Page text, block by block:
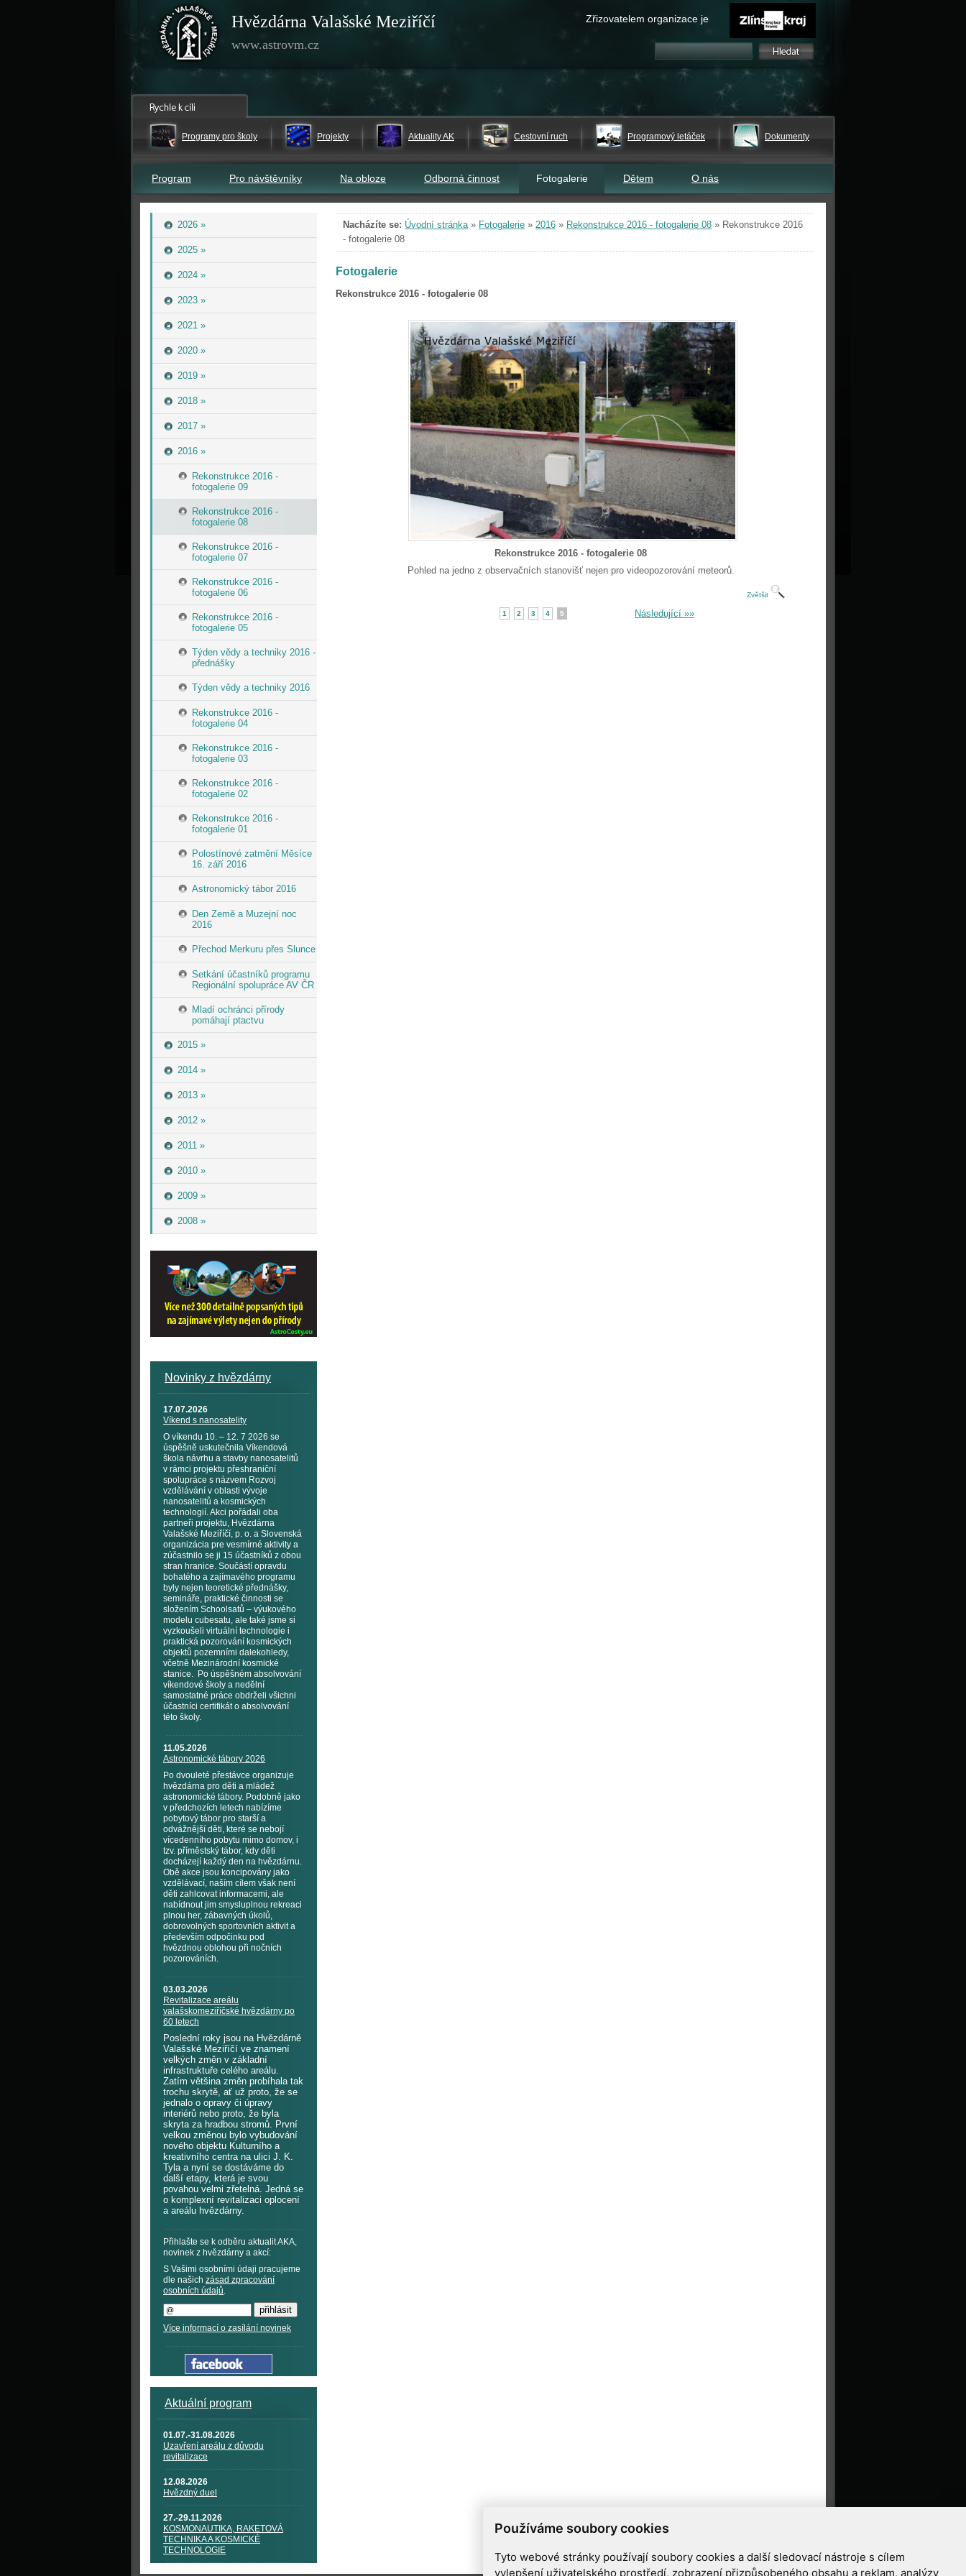
Používáme soubory cookies
Tyto webové stránky používají soubory cookies a další sledovací nástroje s cílem
vylepšení uživatelského prostředí, zobrazení přizpůsobeného obsahu a reklam, analýzy
Hvězdárna Valašské Meziříčí
www.astrovm.cz
Zřizovatelem organizace je
Programy pro školy Projekty Aktuality AK Cestovní ruch Programový letáček Dokumenty
Program Pro návštěvníky Na obloze Odborná činnost Fotogalerie Dětem O nás
2026 »
2025 »
2024 »
2023 »
2021 »
2020 »
2019 »
2018 »
2017 »
2016 »
Rekonstrukce 2016 -
fotogalerie 09
Rekonstrukce 2016 -
fotogalerie 08
Rekonstrukce 2016 -
fotogalerie 07
Rekonstrukce 2016 -
fotogalerie 06
Rekonstrukce 2016 -
fotogalerie 05
Týden vědy a techniky 2016 -
přednášky
Týden vědy a techniky 2016
Rekonstrukce 2016 -
fotogalerie 04
Rekonstrukce 2016 -
fotogalerie 03
Rekonstrukce 2016 -
fotogalerie 02
Rekonstrukce 2016 -
fotogalerie 01
Polostínové zatmění Měsíce
16. září 2016
Astronomický tábor 2016
Den Země a Muzejní noc
2016
Přechod Merkuru přes Slunce
Setkání účastníků programu
Regionální spolupráce AV ČR
Mladí ochránci přírody
pomáhají ptactvu
2015 »
2014 »
2013 »
2012 »
2011 »
2010 »
2009 »
2008 »
Novinky z hvězdárny
17.07.2026
Víkend s nanosatelity
O víkendu 10. – 12. 7 2026 se
úspěšně uskutečnila Víkendová
škola návrhu a stavby nanosatelitů
v rámci projektu přeshraniční
spolupráce s názvem Rozvoj
vzdělávání v oblasti vývoje
nanosatelitů a kosmických
technologií. Akci pořádali oba
partneři projektu, Hvězdárna
Valašské Meziříčí, p. o. a Slovenská
organizácia pre vesmírné aktivity a
zúčastnilo se ji 15 účastníků z obou
stran hranice. Součástí opravdu
bohatého a zajímavého programu
byly nejen teoretické přednášky,
semináře, praktické činnosti se
složením Schoolsatů – výukového
modelu cubesatu, ale také jsme si
vyzkoušeli virtuální technologie i
praktická pozorování kosmických
objektů pozemními dalekohledy,
včetně Mezinárodní kosmické
stanice. Po úspěšném absolvování
víkendové školy a nedělní
samostatné práce obdrželi všichni
účastníci certifikát o absolvování
této školy.
11.05.2026
Astronomické tábory 2026
Po dvouleté přestávce organizuje
hvězdárna pro děti a mládež
astronomické tábory. Podobně jako
v předchozích letech nabízíme
pobytový tábor pro starší a
odvážnější děti, které se nebojí
vícedenního pobytu mimo domov, i
tzv. příměstský tábor, kdy děti
docházejí každý den na hvězdárnu.
Obě akce jsou koncipovány jako
vzdělávací, naším cílem však není
děti zahlcovat informacemi, ale
nabídnout jim smysluplnou rekreaci
plnou her, zábavných úkolů,
dobrovolných sportovních aktivit a
především odpočinku pod
hvězdnou oblohou při nočních
pozorováních.
03.03.2026
Revitalizace areálu
valašskomeziříčské hvězdárny po
60 letech
Poslední roky jsou na Hvězdárně
Valašské Meziříčí ve znamení
velkých změn v základní
infrastruktuře celého areálu.
Zatím většina změn probíhala tak
trochu skrytě, ať už proto, že se
jednalo o opravy či úpravy
interiérů nebo proto, že byla
skryta za hradbou stromů. První
velkou změnou bylo vybudování
nového objektu Kulturního a
kreativního centra na ulici J. K.
Tyla a nyní se dostáváme do
další etapy, která je svou
povahou velmi zřetelná. Jedná se
o komplexní revitalizaci oplocení
a areálu hvězdárny.
Přihlašte se k odběru aktualit AKA,
novinek z hvězdárny a akcí:
S Vašimi osobními údaji pracujeme
dle našich zásad zpracování
osobních údajů.
Více informací o zasílání novinek
Aktuální program
01.07.-31.08.2026
Uzavření areálu z důvodu
revitalizace
12.08.2026
Hvězdný duel
27.-29.11.2026
KOSMONAUTIKA, RAKETOVÁ
TECHNIKA A KOSMICKÉ
TECHNOLOGIE
Nacházíte se: Úvodní stránka» Fotogalerie » 2016 » Rekonstrukce 2016 - fotogalerie 08 » Rekonstrukce 2016
- fotogalerie 08
Fotogalerie
Rekonstrukce 2016 - fotogalerie 08
Rekonstrukce 2016 - fotogalerie 08
Pohled na jedno z observačních stanovišť nejen pro videopozorování meteorů.
Zvětšit
1 2 3 4 5 Následující »»